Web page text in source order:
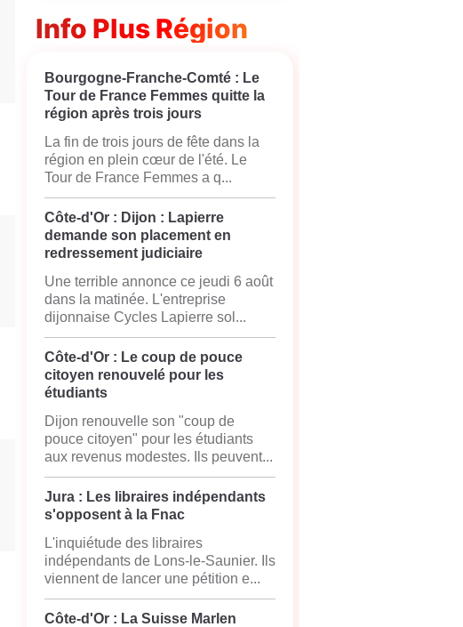
Info Plus Région
Bourgogne-Franche-Comté : Le
Tour de France Femmes quitte la
région après trois jours
La fin de trois jours de fête dans la
région en plein cœur de l'été. Le
Tour de France Femmes a q...
Côte-d'Or : Dijon : Lapierre
demande son placement en
redressement judiciaire
Une terrible annonce ce jeudi 6 août
dans la matinée. L'entreprise
dijonnaise Cycles Lapierre sol...
Côte-d'Or : Le coup de pouce
citoyen renouvelé pour les
étudiants
Dijon renouvelle son "coup de
pouce citoyen" pour les étudiants
aux revenus modestes. Ils peuvent...
Jura : Les libraires indépendants
s'opposent à la Fnac
L'inquiétude des libraires
indépendants de Lons-le-Saunier. Ils
viennent de lancer une pétition e...
Côte-d'Or : La Suisse Marlen